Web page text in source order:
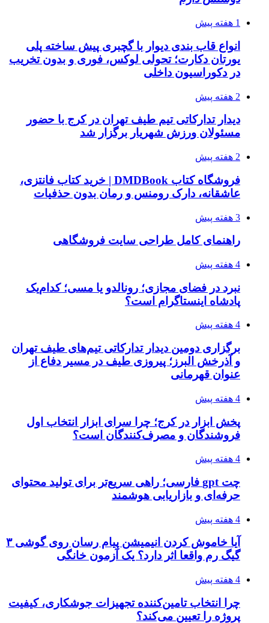
1 هفته پیش
انواع قاب بندی دیوار با گچبری پیش ساخته پلی
یورتان دکارت؛ تحولی لوکس، فوری و بدون تخریب
در دکوراسیون داخلی
2 هفته پیش
دیدار تدارکاتی تیم طیف تهران در کرج با حضور
مسئولان ورزش شهریار برگزار شد
2 هفته پیش
فروشگاه کتاب DMDBook | خرید کتاب فانتزی،
عاشقانه، دارک رومنس و رمان بدون حذفیات
3 هفته پیش
راهنمای کامل طراحی سایت فروشگاهی
4 هفته پیش
نبرد در فضای مجازی؛ رونالدو یا مسی؛ کدام‌یک
پادشاه اینستاگرام است؟
4 هفته پیش
برگزاری دومین دیدار تدارکاتی تیم‌های طیف تهران
و آذرخش البرز؛ پیروزی طیف در مسیر دفاع از
عنوان قهرمانی
4 هفته پیش
پخش ابزار در کرج؛ چرا سرای ابزار انتخاب اول
فروشندگان و مصرف‌کنندگان است؟
4 هفته پیش
چت gpt فارسی؛ راهی سریع‌تر برای تولید محتوای
حرفه‌ای و بازاریابی هوشمند
4 هفته پیش
آیا خاموش کردن انیمیشن پیام رسان روی گوشی ۳
گیگ رم واقعا اثر دارد؟ یک آزمون خانگی
4 هفته پیش
چرا انتخاب تامین‌کننده تجهیزات جوشکاری، کیفیت
پروژه را تعیین می‌کند؟